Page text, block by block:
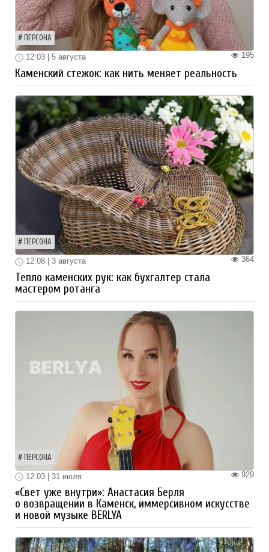
ПЕРСОНА
195
12:03 | 5 августа
Каменский стежок: как нить меняет реальность
ПЕРСОНА
364
12:08 | 3 августа
Тепло каменских рук: как бухгалтер стала
мастером ротанга
ПЕРСОНА
929
12:03 | 31 июля
«Свет уже внутри»: Анастасия Берля
о возвращении в Каменск, иммерсивном искусстве
и новой музыке BERLYA